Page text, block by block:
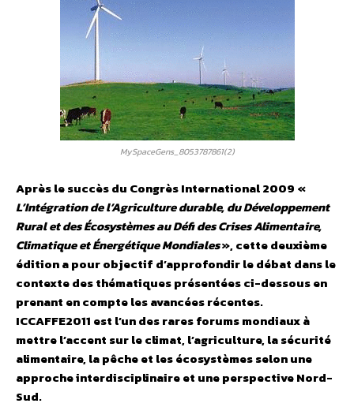
MySpaceGens_8053787861(2)
Après le succès du Congrès International 2009 «
L’Intégration de l’Agriculture durable, du Développement
Rural et des Écosystèmes au Défi des Crises Alimentaire,
Climatique et Énergétique Mondiales», cette deuxième
édition a pour objectif d’approfondir le débat dans le
contexte des thématiques présentées ci-dessous en
prenant en compte les avancées récentes.
ICCAFFE2011 est l’un des rares forums mondiaux à
mettre l’accent sur le climat, l’agriculture, la sécurité
alimentaire, la pêche et les écosystèmes selon une
approche interdisciplinaire et une perspective Nord-
Sud.